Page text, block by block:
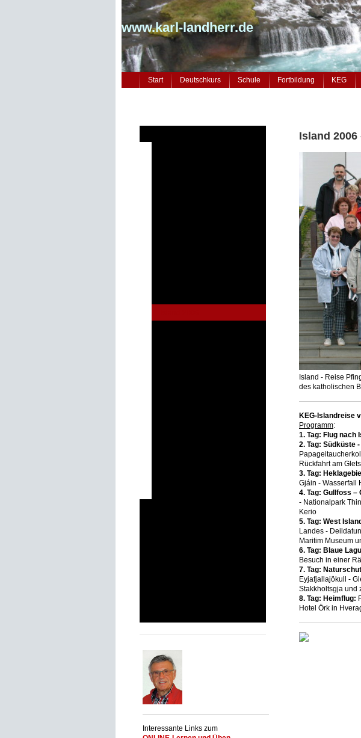
www.karl-landherr.de
Start Deutschkurs Schule Fortbildung KEG
Interessante Links zum
Island
Island - Reise
des katholischen
KEG-Islandreise
Programm:
1. Tag: Flug nach
2. Tag: Südküste
Rückfahrt am
3. Tag:
Gjáin - Wasserfall
4. Tag: Gullfoss –
- Nationalpark
Kerio
5. Tag: West
Landes -
Maritim Museum
6. Tag: Blaue
Besuch in einer
7. Tag:
Eyjafjallajökull -
Stakkholtsgja und
8. Tag: Heimflug:
Hotel Örk in